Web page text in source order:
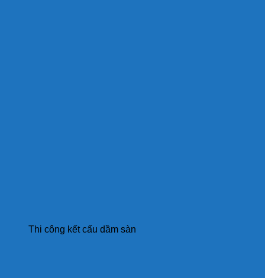
Thi công kết cấu dầm sàn